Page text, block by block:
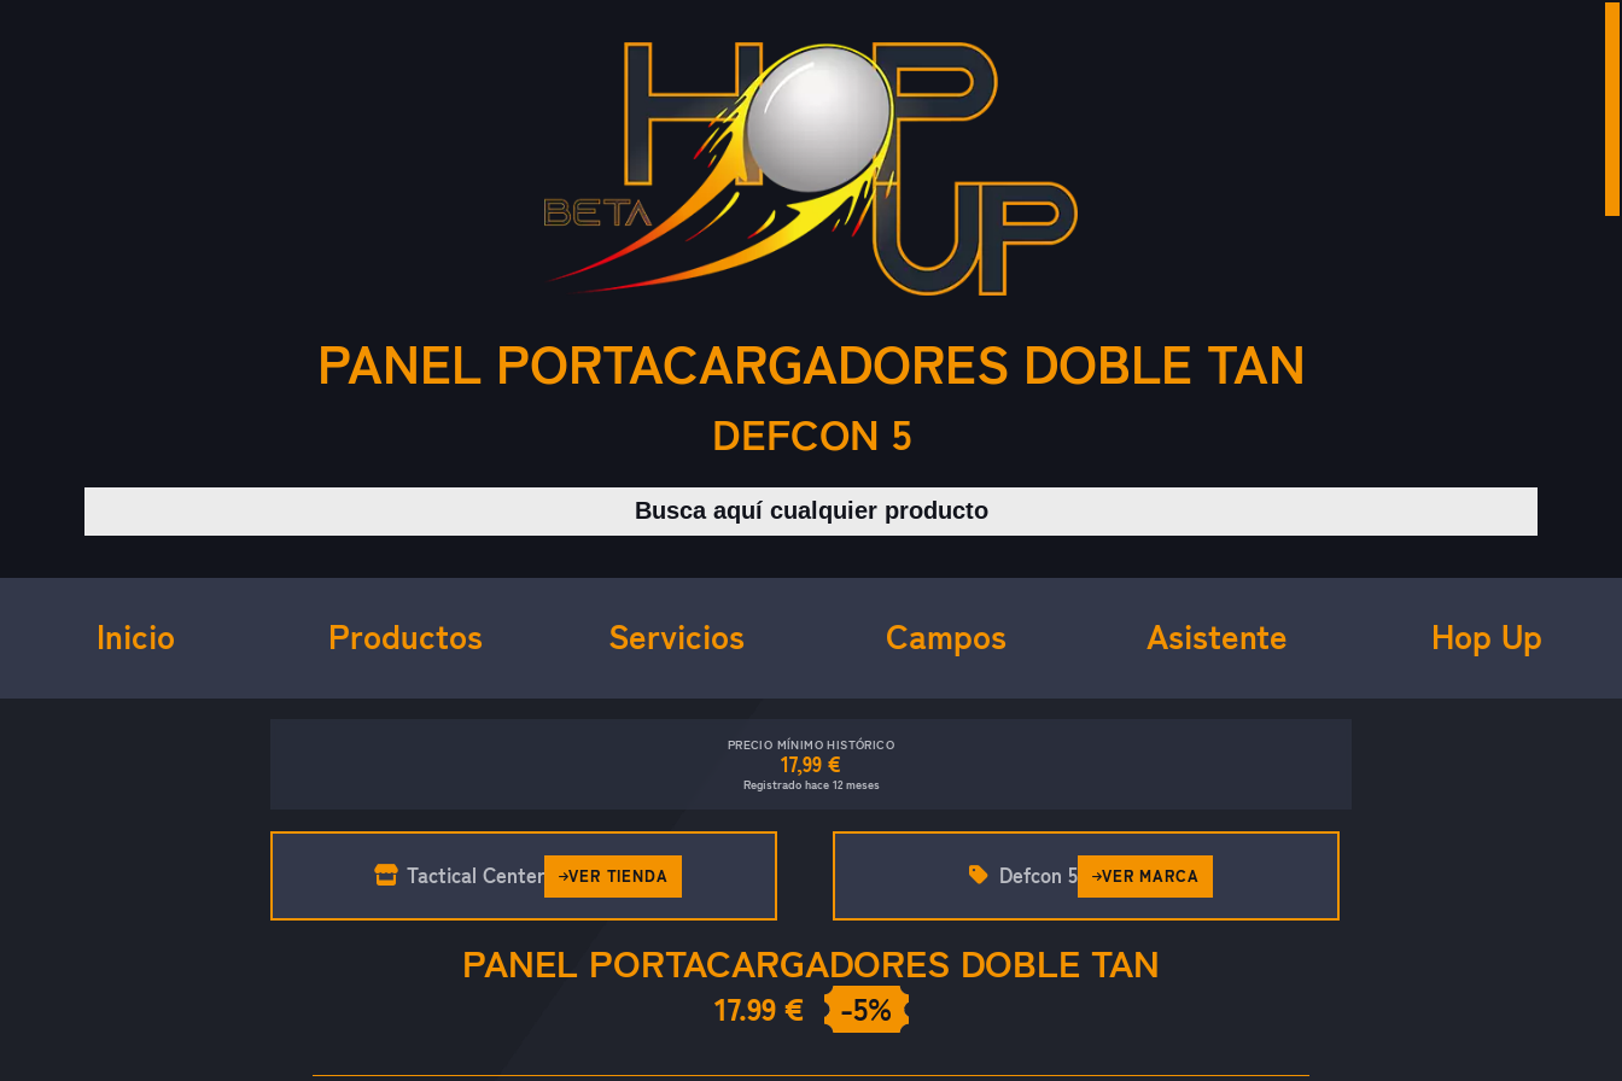
PANEL PORTACARGADORES DOBLE TAN
DEFCON 5
Buscar productos
Inicio Productos Servicios Campos Asistente Hop Up
PRECIO MÍNIMO HISTÓRICO
17,99 €
Registrado hace 12 meses
Tactical Center VER TIENDA
PANEL PORTACARGADORES DOBLE TAN
17.99 € -5%
Defcon 5 VER MARCA